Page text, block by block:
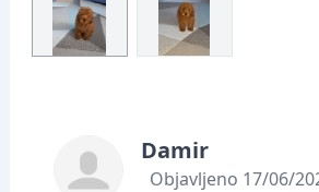
Damir
Objavljeno 17/06/